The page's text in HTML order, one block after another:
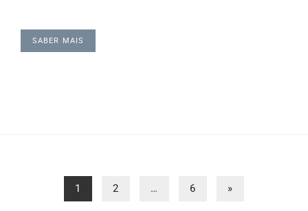
SABER MAIS
1 2 … 6 »